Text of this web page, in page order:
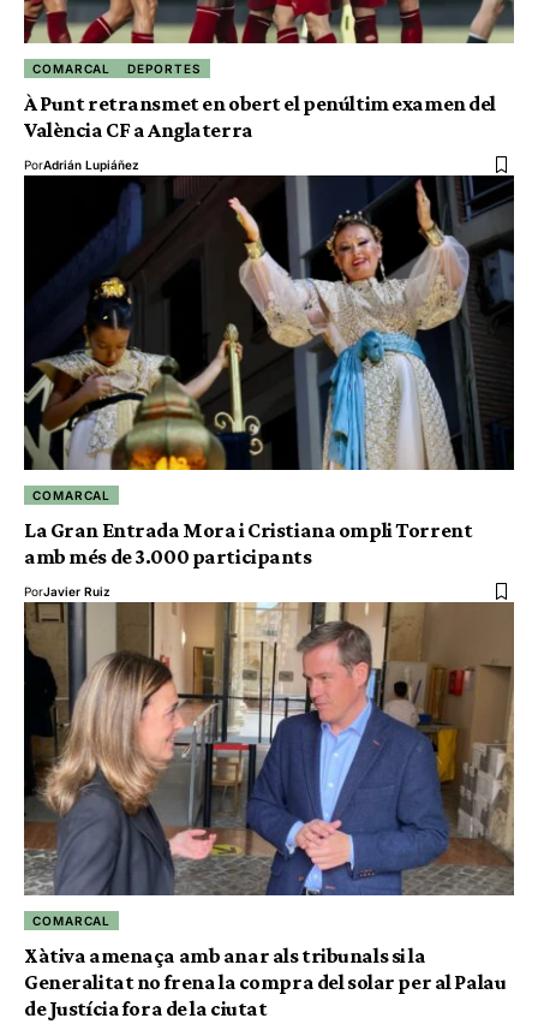
COMARCAL DEPORTES
À Punt retransmet en obert el penúltim examen del
València CF a Anglaterra
PorAdrián Lupiáñez
COMARCAL
La Gran Entrada Mora i Cristiana ompli Torrent
amb més de 3.000 participants
PorJavier Ruiz
COMARCAL
Xàtiva amenaça amb anar als tribunals si la
Generalitat no frena la compra del solar per al Palau
de Justícia fora de la ciutat